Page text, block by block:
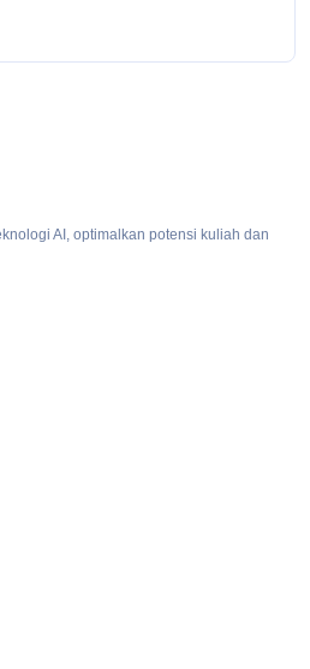
AI, optimalkan potensi kuliah dan